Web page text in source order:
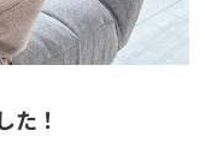
！